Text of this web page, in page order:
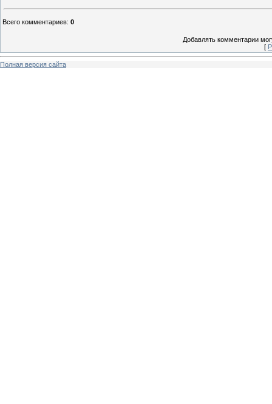
Всего комментариев: 0
Добавлять комментарии
[
Полная версия сайта